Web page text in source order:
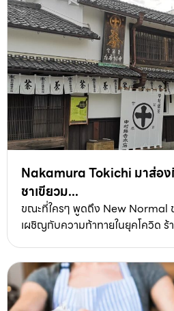
Nakamura Tokichi มาส่อ
ชาเขียวม...
ขณะที่ใครๆ พูดถึง New Normal
เผชิญกับความท้าทายในยุคโควิด ร้